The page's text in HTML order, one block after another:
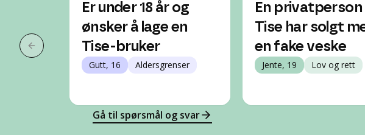
Forrige slide
Er under 18 år og
ønsker å lage en
Tise-bruker
Gutt, 16 Aldersgrenser
En privatperson
Tise har solgt
en fake veske
Jente, 19 Lov og rett
Gå til spørsmål og svar